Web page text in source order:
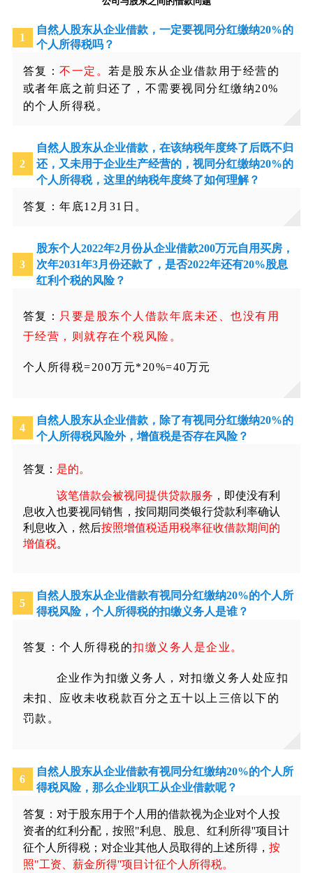
1
自然人股东从企业借款，一定要视同分红缴纳20%的
个人所得税吗？
答复：不一定。 若是股东从企业借款用于经营的
或者年底之前归还了，不需要视同分红缴纳20%
的个人所得税。
2
自然人股东从企业借款，在该纳税年度终了后既不归
还，又未用于企业生产经营的，视同分红缴纳20%的
个人所得税，这里的纳税年度终了如何理解？
答复：年底12月31日。
3
股东个人2022年2月份从企业借款200万元自用买房，
次年2031年3月份还款了，是否2022年还有20%股息
红利个税的风险？
答复： 只要是股东个人借款年底未还、也没有用
于经营，则就存在个税风险。
个人所得税=200万元*20%=40万元
4
自然人股东从企业借款，除了有视同分红缴纳20%的
个人所得税风险外，增值税是否存在风险？
答复： 是的。
该笔借款会被视同提供贷款服务 ，即使没有利
息收入也要视同销售，按同期同类银行贷款利率确认
利息收入，然后按照增值税适用税率征收借款期间的
增值税。
5
自然人股东从企业借款有视同分红缴纳20%的个人所
得税风险，个人所得税的扣缴义务人是谁？
答复：个人所得税的扣缴义务人是企业。
企业作为扣缴义务人，对扣缴义务人处应扣
未扣、应收未收税款百分之五十以上三倍以下的
罚款。
6
自然人股东从企业借款有视同分红缴纳20%的个人所
得税风险，那么企业职工从企业借款呢？
答复：对于股东用于个人用的借款视为企业对个人投
资者的红利分配，按照"利息、股息、红利所得''项目计
征个人所得税；对企业其他人员取得的上述所得， 按
照"工资、薪金所得''项目计征个人所得税。